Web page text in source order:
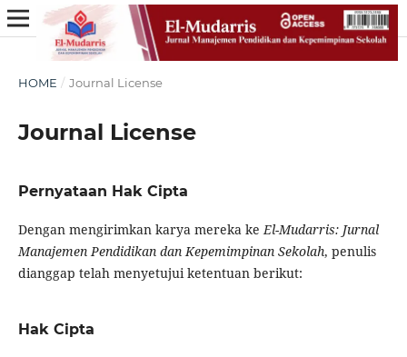
HOME / Journal License
Journal License
Pernyataan Hak Cipta
Dengan mengirimkan karya mereka keEl-Mudarris: Jurnal
Manajemen Pendidikan dan Kepemimpinan Sekolah, penulis
dianggap telah menyetujui ketentuan berikut:
Hak Cipta